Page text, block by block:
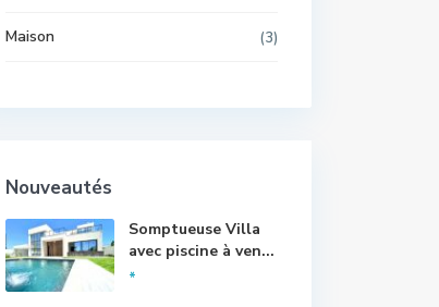
Maison (3)
Nouveautés
Somptueuse Villa
avec piscine à ven...
*